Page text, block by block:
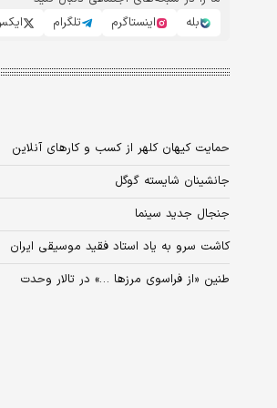
بله
اینستاگرم تلگرام
حمایت کیهان کلهر از کسب و کارهای آنلاین
جانشینان شایسته گوگل
جنجال جدید سینما
کاشت سرو به یاد استاد فقید موسیقی ایران
طنین «از فراسوی مرزها …» در تالار وحدت